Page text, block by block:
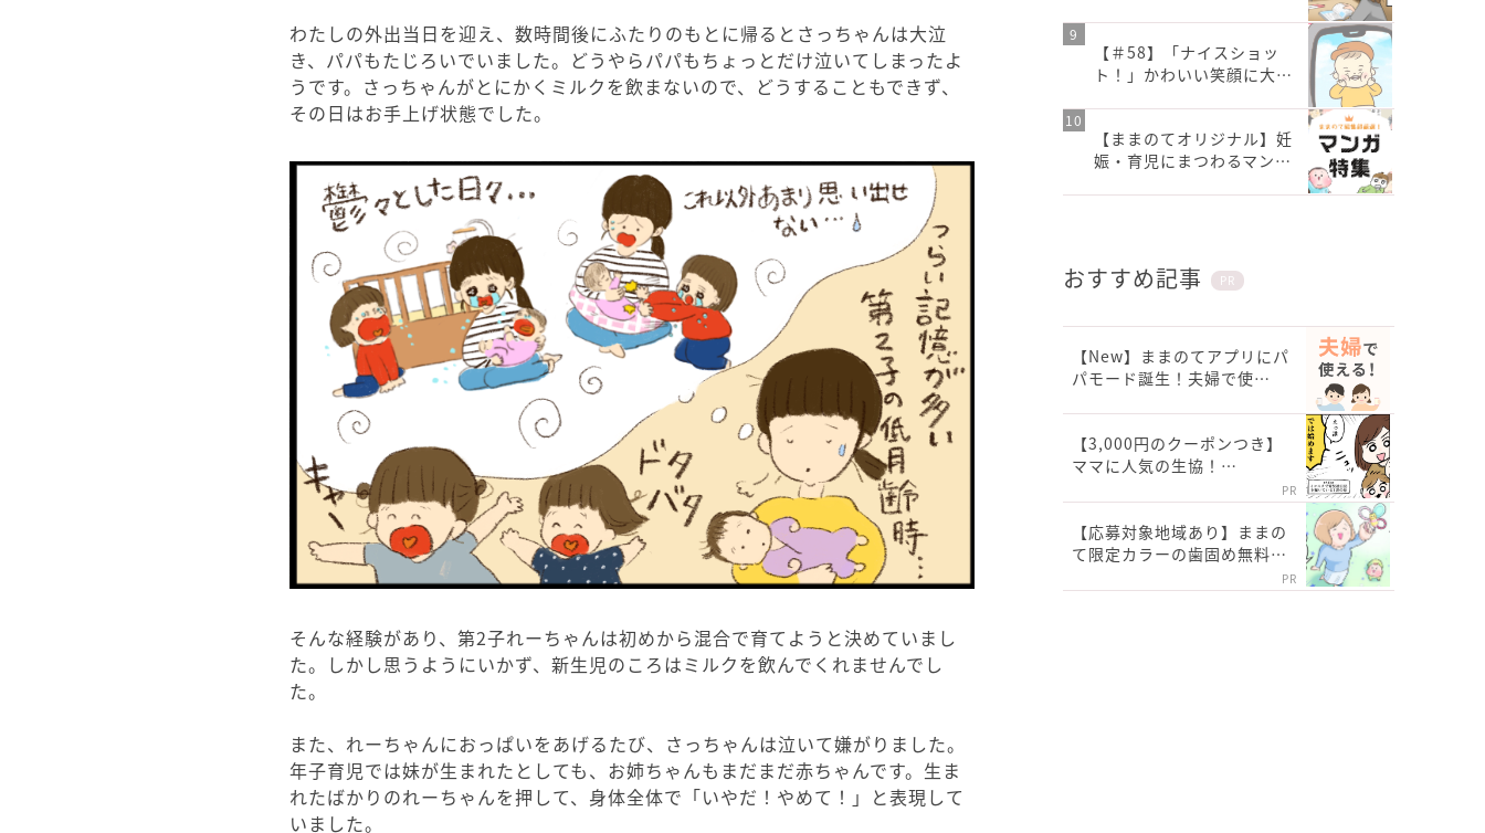
わたしの外出当日を迎え、数時間後にふたりのもとに帰るとさっちゃんは大泣
き、パパもたじろいでいました。どうやらパパもちょっとだけ泣いてしまったよ
うです。さっちゃんがとにかくミルクを飲まないので、どうすることもできず、
その日はお手上げ状態でした。
そんな経験があり、第2子れーちゃんは初めから混合で育てようと決めていまし
た。しかし思うようにいかず、新生児のころはミルクを飲んでくれませんでし
た。
また、れーちゃんにおっぱいをあげるたび、さっちゃんは泣いて嫌がりました。
年子育児では妹が生まれたとしても、お姉ちゃんもまだまだ赤ちゃんです。生ま
れたばかりのれーちゃんを押して、身体全体で「いやだ！やめて！」と表現して
いました。
【＃58】「ナイスショッ
ト！」かわいい笑顔に大…
【ままのてオリジナル】妊
娠・育児にまつわるマン…
おすすめ記事 PR
【New】ままのてアプリにパ
パモード誕生！夫婦で使…
【3,000円のクーポンつき】
ママに人気の生協！…
PR
【応募対象地域あり】ままの
て限定カラーの歯固め無料…
PR